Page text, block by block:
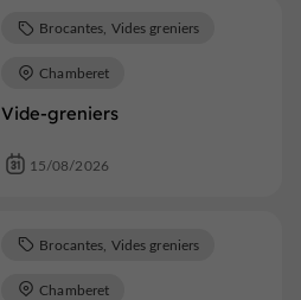
Vide-greniers
Brocantes, Vides greniers
Chamberet
15/08/2026
Brocantes, Vides greniers
Chamberet